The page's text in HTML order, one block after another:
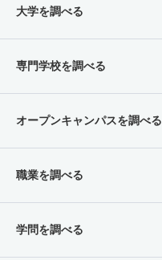
大学を調べる
専門学校を調べる
オープンキャンパスを調べる
職業を調べる
学問を調べる